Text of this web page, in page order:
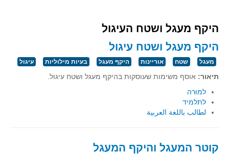
מדורי המרכז
יישומים דינאמיים
אלגברה
פונקציות
סדרות
היקף מעגל ושטח העיגול
היקף מעגל ושטח עיגול
מעגל שטח אוריינות היקף מעגל בעיות מילוליות עיגול
תיאור: אוסף משימות שעוסקות בהיקף מעגל ושטח עיגול.
למורה
לתלמיד
لطالب باللغة العربية
קוטר המעגל והיקף המעגל